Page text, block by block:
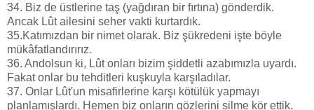
34. Biz de üstlerine taş (yağdıran bir fırtına) gönderdik.
Ancak Lût ailesini seher vakti kurtardık.
35.Katımızdan bir nimet olarak. Biz şükredeni işte böyle
mükâfatlandırırız.
36. Andolsun ki, Lût onları bizim şiddetli azabımızla uyardı.
Fakat onlar bu tehditleri kuşkuyla karşıladılar.
37. Onlar Lût'un misafirlerine karşı kötülük yapmayı
planlamışlardı. Hemen biz onların gözlerini silme kör ettik.